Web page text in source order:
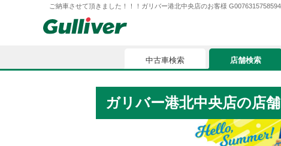
ご納車させて頂きました！！！ガリバー港北中央店のお客様
中古車検索
お気に入り
中古車検索 店舗検索
ガリバー港北中央店の店